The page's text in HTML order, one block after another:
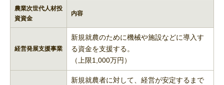
農業次世代人材投
資資金
内容
経営発展支援事業
新規就農のために機械や施設などに導入す
る資金を支援する。
（上限1,000万円）
新規就農者に対して、経営が安定するまで